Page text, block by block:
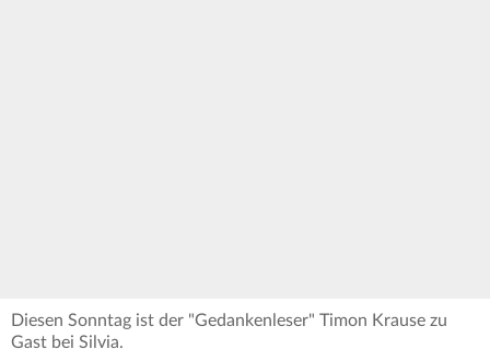
Diesen Sonntag ist der "Gedankenleser" Timon Krause zu
Gast bei Silvia.